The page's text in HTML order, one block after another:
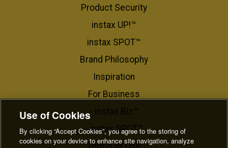
Product Security
instax UP!™
instax SPOT™
Brand Philosophy
Inspiration
For Business​
- instax Biz™
- instax SPOT™
Terms of Use
Use of Cookies
By clicking “Accept Cookies”, you agree to the storing of
cookies on your device to enhance site navigation, analyze